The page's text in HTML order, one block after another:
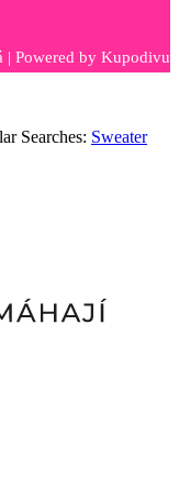
| Powered by Kupodivu
Searches: Sweater